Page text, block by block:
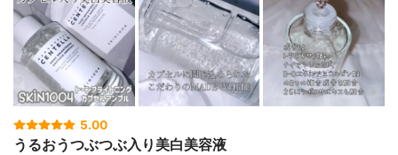
5.00
うるおうつぶつぶ入り美白美容液